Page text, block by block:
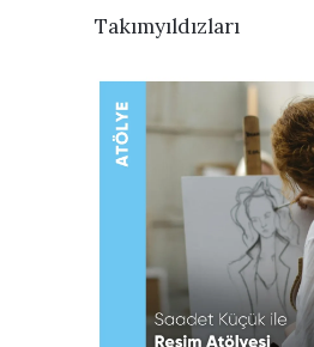
İNCELE
Takımyıldızları